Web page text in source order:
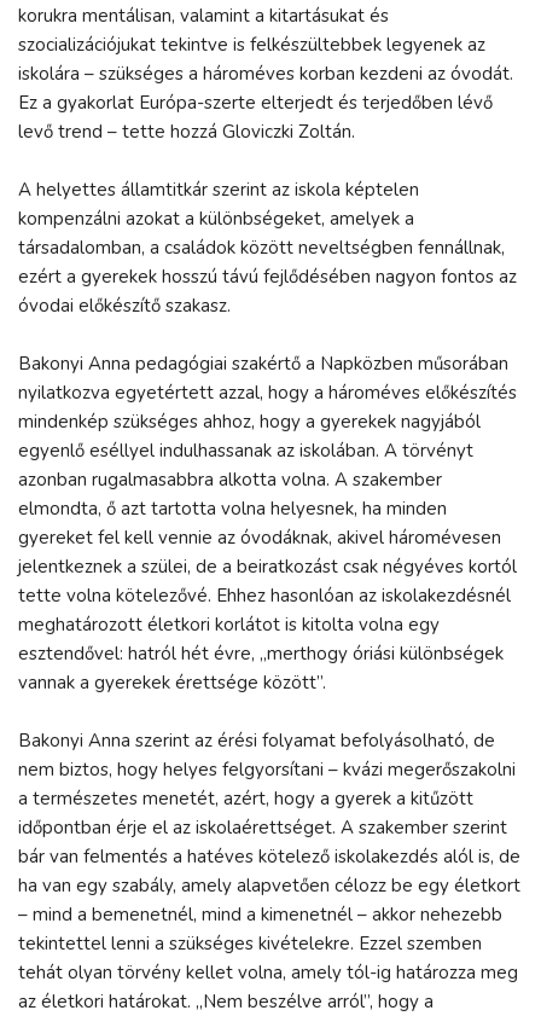
korukra mentálisan, valamint a kitartásukat és
szocializációjukat tekintve is felkészültebbek legyenek az
iskolára – szükséges a hároméves korban kezdeni az óvodát.
Ez a gyakorlat Európa-szerte elterjedt és terjedőben lévő
levő trend – tette hozzá Gloviczki Zoltán.
A helyettes államtitkár szerint az iskola képtelen
kompenzálni azokat a különbségeket, amelyek a
társadalomban, a családok között neveltségben fennállnak,
ezért a gyerekek hosszú távú fejlődésében nagyon fontos az
óvodai előkészítő szakasz.
Bakonyi Anna pedagógiai szakértő a Napközben műsorában
nyilatkozva egyetértett azzal, hogy a hároméves előkészítés
mindenkép szükséges ahhoz, hogy a gyerekek nagyjából
egyenlő eséllyel indulhassanak az iskolában. A törvényt
azonban rugalmasabbra alkotta volna. A szakember
elmondta, ő azt tartotta volna helyesnek, ha minden
gyereket fel kell vennie az óvodáknak, akivel háromévesen
jelentkeznek a szülei, de a beiratkozást csak négyéves kortól
tette volna kötelezővé. Ehhez hasonlóan az iskolakezdésnél
meghatározott életkori korlátot is kitolta volna egy
esztendővel: hatról hét évre, „merthogy óriási különbségek
vannak a gyerekek érettsége között”.
Bakonyi Anna szerint az érési folyamat befolyásolható, de
nem biztos, hogy helyes felgyorsítani – kvázi megerőszakolni
a természetes menetét, azért, hogy a gyerek a kitűzött
időpontban érje el az iskolaérettséget. A szakember szerint
bár van felmentés a hatéves kötelező iskolakezdés alól is, de
ha van egy szabály, amely alapvetően célozz be egy életkort
– mind a bemenetnél, mind a kimenetnél – akkor nehezebb
tekintettel lenni a szükséges kivételekre. Ezzel szemben
tehát olyan törvény kellet volna, amely tól-ig határozza meg
az életkori határokat. „Nem beszélve arról”, hogy a